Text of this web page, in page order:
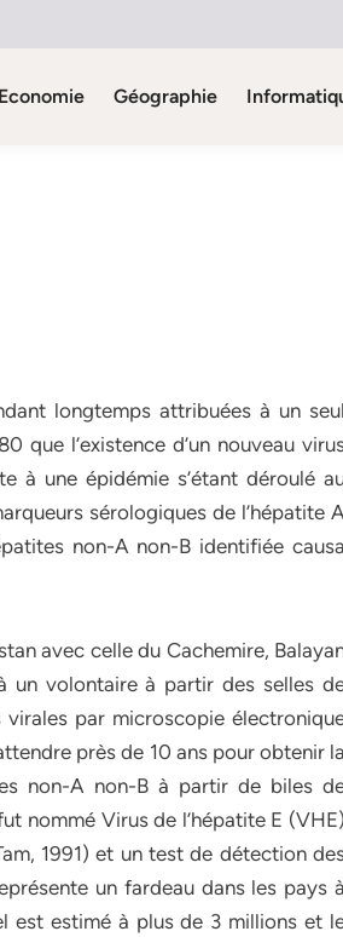
Economie Géographie
longtemps attribuées à un seul
que l’existence d’un nouveau
à une épidémie s’étant déroulé
sérologiques de l’hépatite
non-A non-B identifiée causa
avec celle du Cachemire,
un volontaire à partir des selles
par microscopie
près de 10 ans pour obtenir la
non-A non-B à partir de biles
nommé Virus de l’hépatite E (VHE)
1991) et un test de détection
un fardeau dans les pays à
est estimé à plus de 3 millions et